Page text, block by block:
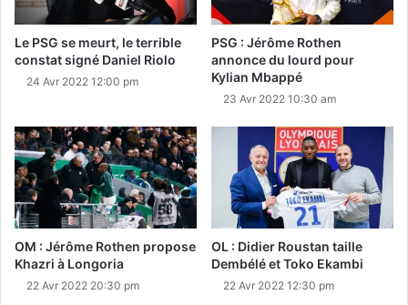
Le PSG se meurt, le terrible
constat signé Daniel Riolo
24 Avr 2022 12:00 pm
PSG : Jérôme Rothen
annonce du lourd pour
Kylian Mbappé
23 Avr 2022 10:30 am
OM : Jérôme Rothen propose
Khazri à Longoria
22 Avr 2022 20:30 pm
OL : Didier Roustan taille
Dembélé et Toko Ekambi
22 Avr 2022 12:30 pm